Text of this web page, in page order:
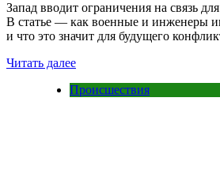
Запад вводит ограничения на связь
В статье — как военные и инженеры
и что это значит для будущего
Читать далее
Происшествия